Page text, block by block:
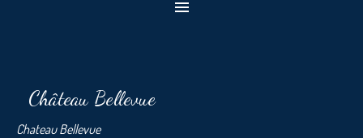
Château Bellevue
Chateau Bellevue